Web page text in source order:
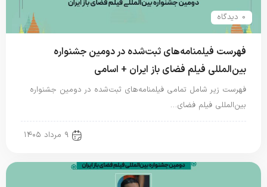
0 دیدگاه
فهرست فیلمنامه‌های ثبت‌شده در دومین جشنواره
بین‌المللی فیلم فضای باز ایران + اسامی
فهرست زیر شامل تمامی فیلمنامه‌های ثبت‌شده در دومین جشنواره
بین‌المللی فیلم فضای…
۹ مرداد ۱۴۰۵